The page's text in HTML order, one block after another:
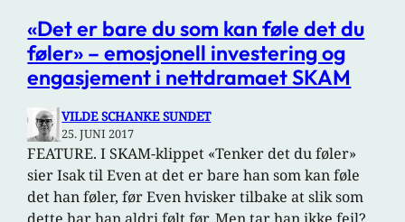
«Det er bare du som kan føle det du
føler» – emosjonell investering og
engasjement i nettdramaet SKAM
VILDE SCHANKE SUNDET
25. JUNI 2017
FEATURE. I SKAM-klippet «Tenker det du føler»
sier Isak til Even at det er bare han som kan føle
det han føler, før Even hvisker tilbake at slik som